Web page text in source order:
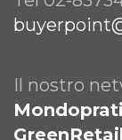
Il nostro